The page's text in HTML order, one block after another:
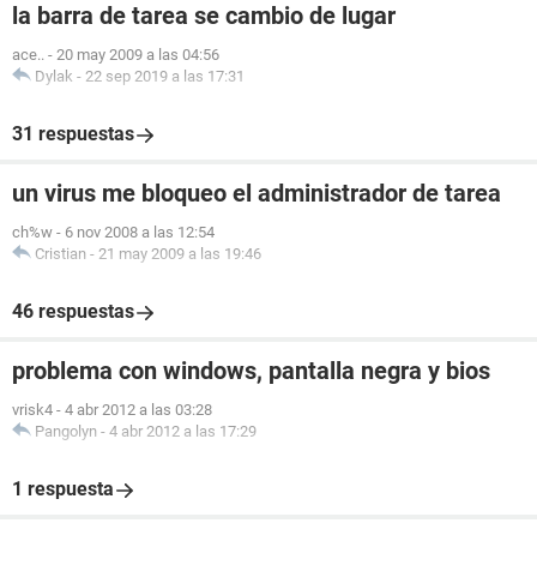
la barra de tarea se cambio de lugar
ace.. - 20 may 2009 a las 04:56
Dylak - 22 sep 2019 a las 17:31
31 respuestas
un virus me bloqueo el administrador de tarea
ch%w - 6 nov 2008 a las 12:54
Cristian - 21 may 2009 a las 19:46
46 respuestas
problema con windows, pantalla negra y bios
vrisk4 - 4 abr 2012 a las 03:28
Pangolyn - 4 abr 2012 a las 17:29
1 respuesta